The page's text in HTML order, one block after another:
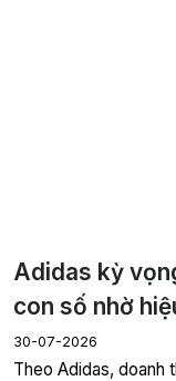
Adidas kỳ
con số nhờ
30-07-2026
Theo Adidas, doanh